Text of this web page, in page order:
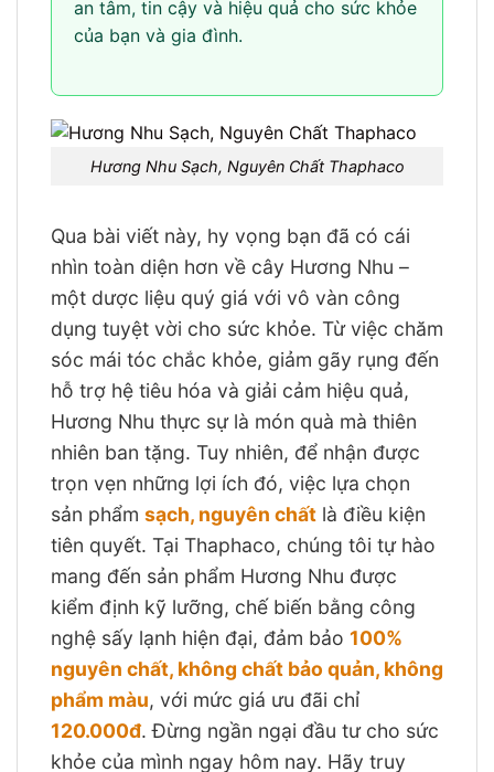
an tâm, tin cậy và hiệu quả cho sức khỏe
của bạn và gia đình.
Hương Nhu Sạch, Nguyên Chất Thaphaco
Qua bài viết này, hy vọng bạn đã có cái
nhìn toàn diện hơn về cây Hương Nhu –
một dược liệu quý giá với vô vàn công
dụng tuyệt vời cho sức khỏe. Từ việc chăm
sóc mái tóc chắc khỏe, giảm gãy rụng đến
hỗ trợ hệ tiêu hóa và giải cảm hiệu quả,
Hương Nhu thực sự là món quà mà thiên
nhiên ban tặng. Tuy nhiên, để nhận được
trọn vẹn những lợi ích đó, việc lựa chọn
sản phẩm sạch, nguyên chất là điều kiện
tiên quyết. Tại Thaphaco, chúng tôi tự hào
mang đến sản phẩm Hương Nhu được
kiểm định kỹ lưỡng, chế biến bằng công
nghệ sấy lạnh hiện đại, đảm bảo 100%
nguyên chất, không chất bảo quản, không
phẩm màu, với mức giá ưu đãi chỉ
120.000đ. Đừng ngần ngại đầu tư cho sức
khỏe của mình ngay hôm nay. Hãy truy